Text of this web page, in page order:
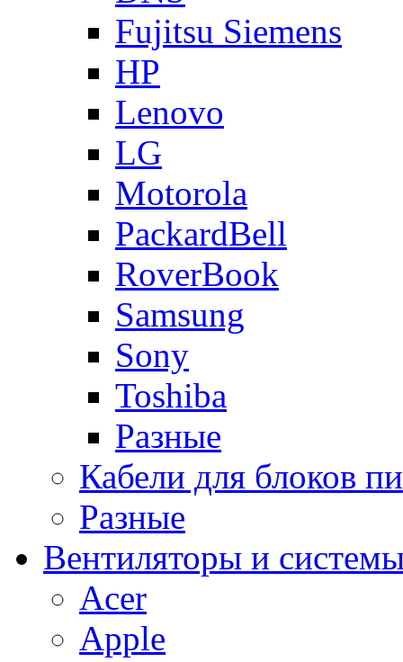
Fujitsu Siemens
HP
Lenovo
LG
Motorola
PackardBell
RoverBook
Samsung
Sony
Toshiba
Разные
Кабели для блоков
Разные
Вентиляторы и
Acer
Apple